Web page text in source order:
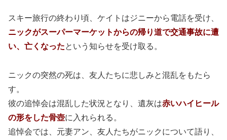
スキー旅行の終わり頃、ケイトはジニーから電話を受け、
ニックがスーパーマーケットからの帰り道で交通事故に遭
い、亡くなったという知らせを受け取る。
ニックの突然の死は、友人たちに悲しみと混乱をもたら
す。
彼の追悼会は混乱した状況となり、遺灰は赤いハイヒール
の形をした骨壺に入れられる。
追悼会では、元妻アン、友人たちがニックについて語り、